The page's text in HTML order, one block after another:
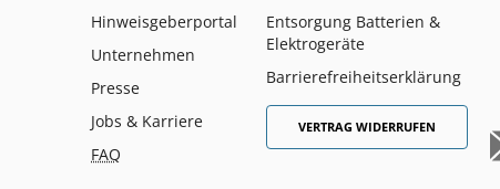
Hinweisgeberportal
Unternehmen
Presse
Jobs & Karriere
FAQ
Entsorgung Batterien &
Elektrogeräte
Barrierefreiheitserklärung
VERTRAG WIDERRUFEN